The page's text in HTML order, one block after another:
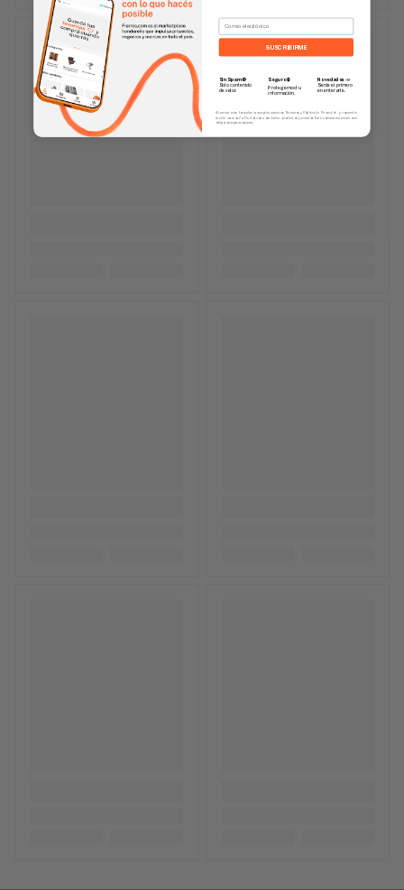
Email
SUSCRIBIRME
Sin Spam 🚫
Solo contenido
de valor.
Seguro 🔒
Protegemos tu
información.
Novedades📣
Serás el primero
en enterarte.
Al enviar este formulario, aceptás nuestros Términos y Política de Privacidad, y consentís
recibir correos de Fierros con novedades, productos y eventos. Este consentimiento no es
obligatorio para comprar.